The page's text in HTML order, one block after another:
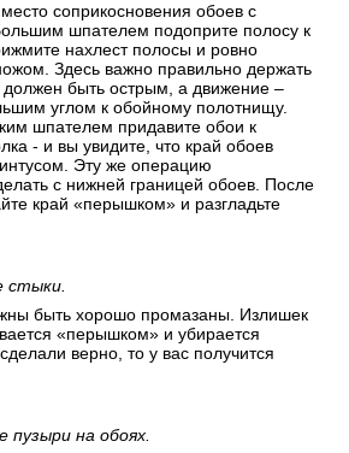
соприкосновения обоев с
шпателем подоприте полосу к
нахлест полосы и ровно
Здесь важно правильно держать
быть острым, а движение –
углом к обойному полотнищу.
шпателем придавите обои к
- и вы увидите, что край обоев
Эту же операцию
с нижней границей обоев. После
край «перышком» и разгладьте
стыки.
быть хорошо промазаны. Излишек
«перышком» и убирается
верно, то у вас получится
пузыри на обоях.